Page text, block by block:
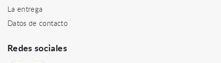
La entrega
Datos de contacto
Redes sociales